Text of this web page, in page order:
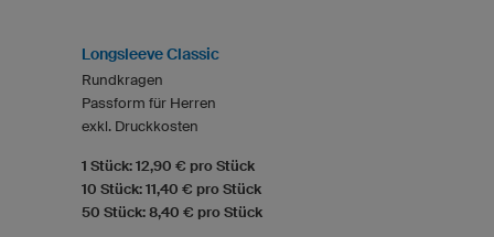
Longsleeve Classic
Rundkragen
Passform für Herren
exkl. Druckkosten
1 Stück: 12,90 € pro Stück
10 Stück: 11,40 € pro Stück
50 Stück: 8,40 € pro Stück